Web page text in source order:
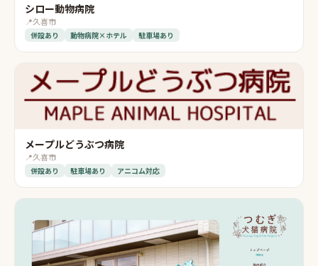
シロー動物病院
📍久喜市
併設あり 動物病院×ホテル 駐車場あり
メープルどうぶつ病院
📍久喜市
併設あり 駐車場あり アニコム対応